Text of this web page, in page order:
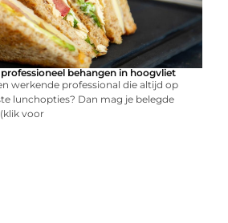
behangen in hoogvliet
werkende professional die altijd op
lunchopties? Dan mag je belegde
voor